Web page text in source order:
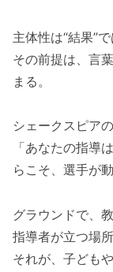
主体性は“結果”で
その前提は、言
まる。
シェークスピア
「あなたの指導
らこそ、選手が
グラウンドで、
指導者が立つ場
それが、子ども